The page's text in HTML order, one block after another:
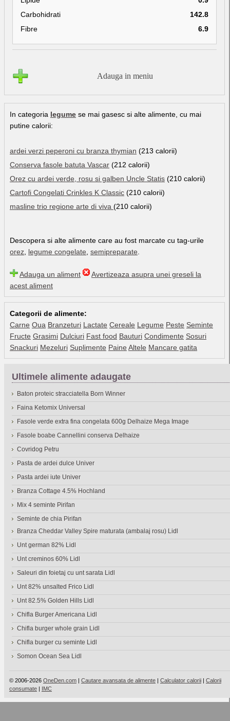
Carbohidrati
142.8
Fibre
6.9
Adauga in meniu
In categoria legume se mai gasesc si alte alimente, cu mai
putine calorii:
ardei verzi peperoni cu branza thymian (213 calorii)
Conserva fasole batuta Vascar (212 calorii)
Orez cu ardei verde, rosu si galben Uncle Statis (210 calorii)
Cartofi Congelati Crinkles K Classic (210 calorii)
masline trio regione arte di viva (210 calorii)
Descopera si alte alimente care au fost marcate cu tag-urile
orez legume congelate semipreparate
Adauga un aliment
Avertizeaza asupra unei greseli la
acest aliment
Categorii de alimente:
Carne Oua Branzeturi Lactate Cereale Legume Peste Seminte
Fructe Grasimi Dulciuri Fast food Bauturi Condimente Sosuri
Snackuri Mezeluri Suplimente Paine Altele Mancare gatita
Ultimele alimente adaugate
Baton proteic stracciatella Born Winner
Faina Ketomix Universal
Fasole verde extra fina congelata 600g Delhaize Mega Image
Fasole boabe Cannellini conserva Delhaize
Covridog Petru
Pasta de ardei dulce Univer
Pasta ardei iute Univer
Branza Cottage 4.5% Hochland
Mix 4 seminte Pirifan
Seminte de chia Pirifan
Branza Cheddar Valley Spire maturata (ambalaj rosu) Lidl
Unt german 82% Lidl
Unt creminos 60% Lidl
Saleuri din foietaj cu unt sarata Lidl
Unt 82% unsalted Frico Lidl
Unt 82.5% Golden Hills Lidl
Chifla Burger Americana Lidl
Chifla burger whole grain Lidl
Chifla burger cu seminte Lidl
Somon Ocean Sea Lidl
© 2006-2026 OneDen.com | Cautare avansata de alimente | Calculator calorii | Calorii
consumate | IMC